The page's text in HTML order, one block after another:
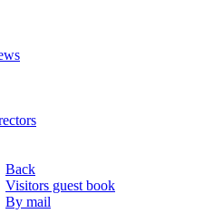
Back
Visitors guest book
By mail